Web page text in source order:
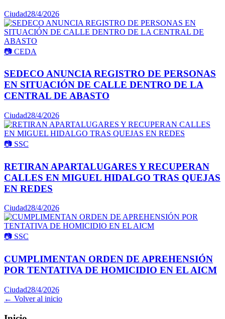
Ciudad28/4/2026
📷 CEDA
SEDECO ANUNCIA REGISTRO DE PERSONAS
EN SITUACIÓN DE CALLE DENTRO DE LA
CENTRAL DE ABASTO
Ciudad28/4/2026
📷 SSC
RETIRAN APARTALUGARES Y RECUPERAN
CALLES EN MIGUEL HIDALGO TRAS QUEJAS
EN REDES
Ciudad28/4/2026
📷 SSC
CUMPLIMENTAN ORDEN DE APREHENSIÓN
POR TENTATIVA DE HOMICIDIO EN EL AICM
Ciudad28/4/2026
← Volver al inicio